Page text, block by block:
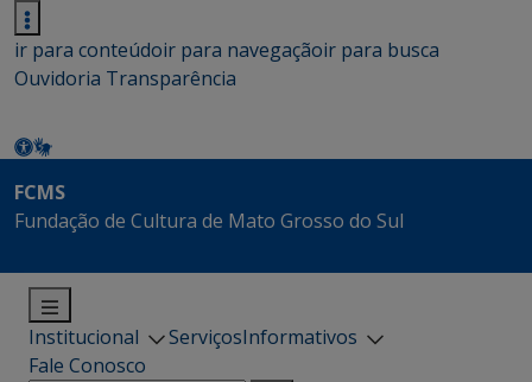
ir para conteúdoir para navegaçãoir para busca
Ouvidoria Transparência
FCMS
Fundação de Cultura de Mato Grosso do Sul
Institucional ServiçosInformativos
Fale Conosco